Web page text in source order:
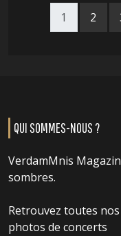
1 2
QUI SOMMES-NOUS ?
VerdamMnis
sombres.
Retrouvez toutes
photos de concerts